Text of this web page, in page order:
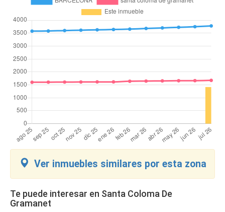
Ver inmuebles similares por esta zona
Te puede interesar en Santa Coloma De
Gramanet